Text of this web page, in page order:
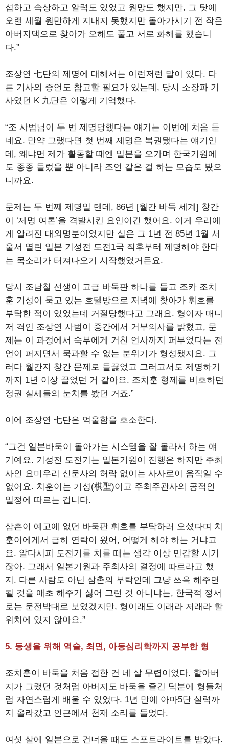
섭하고 속상하고 알력도 있었고 원망도 했지만, 그 탓에
오랜 세월 원만하게 지내지 못했지만 돌아가시기 전 작은
아버지댁으로 찾아가 오해도 풀고 서로 화해를 했습니
다.”
조상연 七단의 제명에 대해서는 이런저런 말이 있다. 다
른 기사의 증언도 참고할 필요가 있는데, 당시 소장파 기
사였던 K 九단은 이렇게 기억했다.
“조 사범님이 두 번 제명당했다는 얘기는 이번에 처음 듣
네요. 만약 그랬다면 첫 번째 제명은 복권됐다는 얘기인
데, 왜냐면 제가 활동할 때엔 일본을 오가며 한국기원에
도 종종 들렀을 뿐 아니라 조언 같은 걸 하는 모습도 봤으
니까요.
문제는 두 번째 제명일 텐데, 86년 [월간 바둑 세계] 창간
이 ‘제명 여론’을 격발시킨 요인이긴 했어요. 이게 우리에
게 알려진 대외명분이었지만 실은 그 1년 전 85년 1월 서
울서 열린 일본 기성전 도전1국 직후부터 제명해야 한다
는 목소리가 터져나오기 시작했었거든요.
당시 조남철 선생이 고급 바둑판 하나를 들고 조카 조치
훈 기성이 묵고 있는 호텔방으로 저녁에 찾아가 휘호를
부탁한 적이 있었는데 거절당했다고 그래요. 형이자 매니
저 격인 조상연 사범이 중간에서 거부의사를 밝혔고, 문
제는 이 과정에서 숙부에게 거친 언사까지 퍼부었다는 전
언이 퍼지면서 묵과할 수 없는 분위기가 형성됐지요. 그
러다 월간지 창간 문제로 들끓었고 그러고서도 제명하기
까지 1년 이상 끌었던 거 같아요. 조치훈 형제를 비호하던
정권 실세들의 눈치를 봤던 거죠.”
이에 조상연 七단은 억울함을 호소한다.
“그건 일본바둑이 돌아가는 시스템을 잘 몰라서 하는 얘
기예요. 기성전 도전기는 일본기원이 진행은 하지만 주최
사인 요미우리 신문사의 허락 없이는 사사로이 움직일 수
없어요. 치훈이는 기성(棋聖)이고 주최주관사의 공적인
일정에 따르는 겁니다.
삼촌이 예고에 없던 바둑판 휘호를 부탁하러 오셨다며 치
훈이에게서 급히 연락이 왔어, 어떻게 해야 하는 거냐고
요. 알다시피 도전기를 치를 때는 생각 이상 민감할 시기
잖아. 그래서 일본기원과 주최사의 결정에 따르라고 했
지. 다른 사람도 아닌 삼촌의 부탁인데 그냥 쓰윽 해주면
될 것을 애초 해주기 싫어 그런 것 아니냐는, 한국적 정서
로는 문전박대로 보였겠지만, 형이래도 이래라 저래라 할
위치에 있지 않아요.”
5. 동생을 위해 역술, 최면, 아동심리학까지 공부한 형
조치훈이 바둑을 처음 접한 건 네 살 무렵이었다. 할아버
지가 그랬던 것처럼 아버지도 바둑을 즐긴 덕분에 형들처
럼 자연스럽게 배울 수 있었다. 1년 만에 아마5단 실력까
지 올라갔고 인근에서 천재 소리를 들었다.
여섯 살에 일본으로 건너올 때도 스포트라이트를 받았다.